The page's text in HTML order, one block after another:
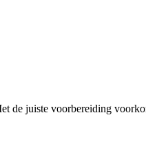
de juiste voorbereiding